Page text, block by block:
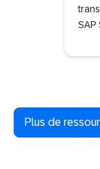
SAP
Plus de